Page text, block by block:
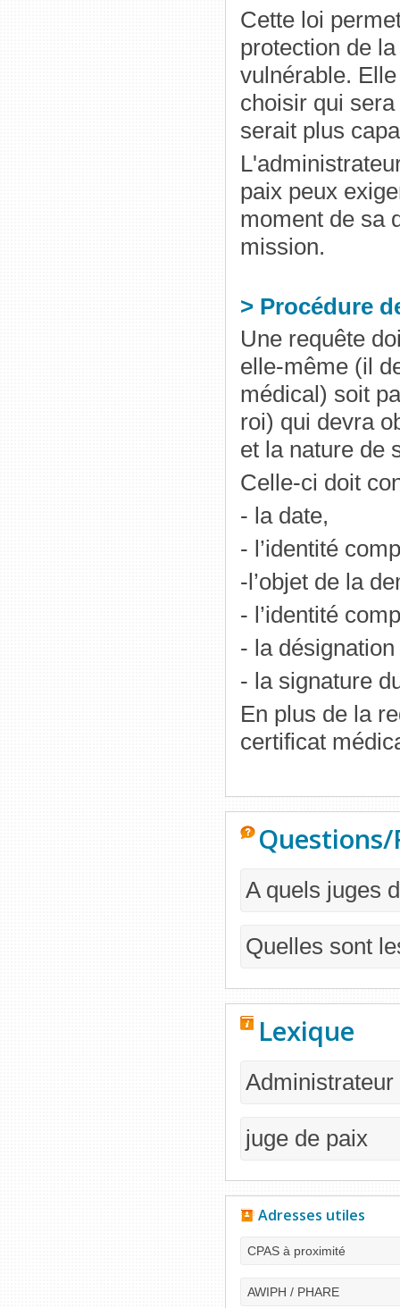
Cette loi
protection de
vulnérable.
choisir qui
serait plus
paix peux
moment de sa
mission.
> Procédure
Une requête
elle-même (il
médical) soit
roi) qui devra
et la nature de
Celle-ci doit
- la date,
- l’identité
-l’objet de la
- l’identité
- la
- la signature
En plus de la
certificat
Questions/
A quels juges
Quelles sont
Lexique
juge de paix
Adresses utiles
CPAS à proximité
AWIPH / PHARE